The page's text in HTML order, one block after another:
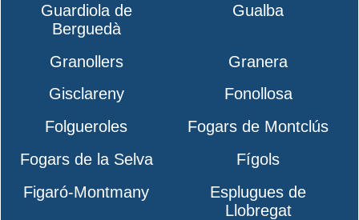
Guardiola de
Berguedà
Gualba
Granollers
Granera
Gisclareny
Fonollosa
Folgueroles
Fogars de Montclús
Fogars de la Selva
Fígols
Figaró-Montmany
Esplugues de
Llobregat